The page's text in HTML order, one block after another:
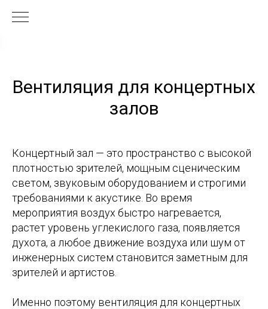
Вентиляция для концертных
залов
Концертный зал — это пространство с высокой
плотностью зрителей, мощным сценическим
светом, звуковым оборудованием и строгими
требованиями к акустике. Во время
мероприятия воздух быстро нагревается,
растет уровень углекислого газа, появляется
духота, а любое движение воздуха или шум от
инженерных систем становится заметным для
зрителей и артистов.
Именно поэтому вентиляция для концертных